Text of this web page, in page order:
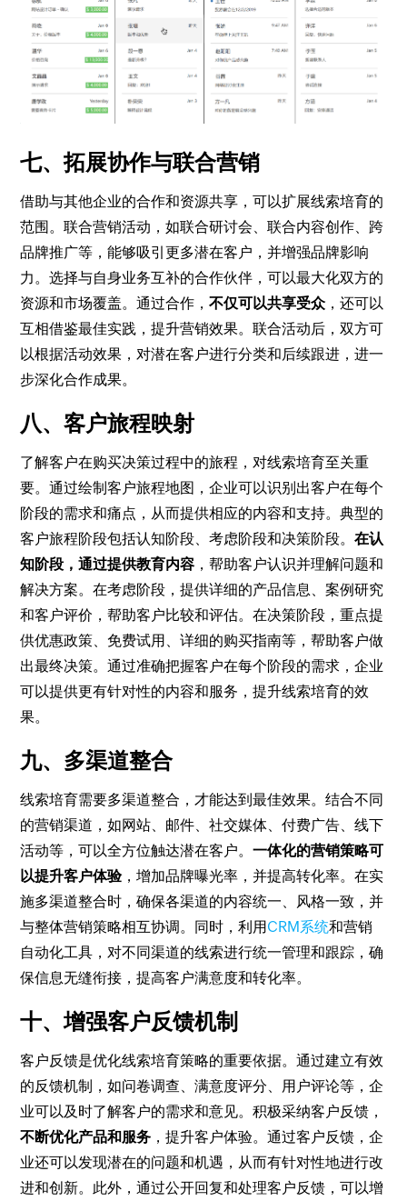
七、拓展协作与联合营销
借助与其他企业的合作和资源共享，可以扩展线索培育的
范围。联合营销活动，如联合研讨会、联合内容创作、跨
品牌推广等，能够吸引更多潜在客户，并增强品牌影响
力。选择与自身业务互补的合作伙伴，可以最大化双方的
资源和市场覆盖。通过合作，不仅可以共享受众 ，还可以
互相借鉴最佳实践，提升营销效果。联合活动后，双方可
以根据活动效果，对潜在客户进行分类和后续跟进，进一
步深化合作成果。
八、客户旅程映射
了解客户在购买决策过程中的旅程，对线索培育至关重
要。通过绘制客户旅程地图，企业可以识别出客户在每个
阶段的需求和痛点，从而提供相应的内容和支持。典型的
客户旅程阶段包括认知阶段、考虑阶段和决策阶段。在认
知阶段，通过提供教育内容 ，帮助客户认识并理解问题和
解决方案。在考虑阶段，提供详细的产品信息、案例研究
和客户评价，帮助客户比较和评估。在决策阶段，重点提
供优惠政策、免费试用、详细的购买指南等，帮助客户做
出最终决策。通过准确把握客户在每个阶段的需求，企业
可以提供更有针对性的内容和服务，提升线索培育的效
果。
九、多渠道整合
线索培育需要多渠道整合，才能达到最佳效果。结合不同
的营销渠道，如网站、邮件、社交媒体、付费广告、线下
活动等，可以全方位触达潜在客户。一体化的营销策略可
以提升客户体验，增加品牌曝光率，并提高转化率。在实
施多渠道整合时，确保各渠道的内容统一、风格一致，并
与整体营销策略相互协调。同时，利用CRM系统和营销
自动化工具，对不同渠道的线索进行统一管理和跟踪，确
保信息无缝衔接，提高客户满意度和转化率。
十、增强客户反馈机制
客户反馈是优化线索培育策略的重要依据。通过建立有效
的反馈机制，如问卷调查、满意度评分、用户评论等，企
业可以及时了解客户的需求和意见。积极采纳客户反馈，
不断优化产品和服务 ，提升客户体验。通过客户反馈，企
业还可以发现潜在的问题和机遇，从而有针对性地进行改
进和创新。此外，通过公开回复和处理客户反馈，可以增